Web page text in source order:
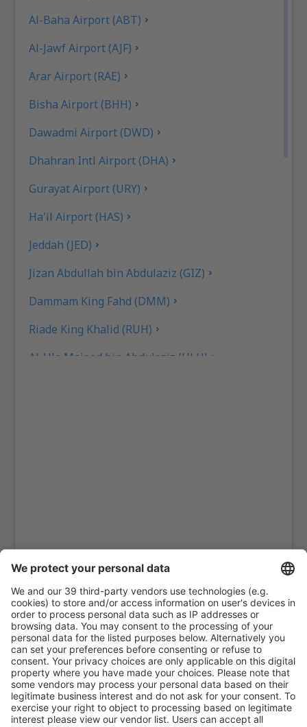
Al-Baha Airport (ABT)
Al-Jawf Airport (AJF)
Arar Airport (RAE)
Bisha Airport (BHH)
Dawadmi Airport (DWD)
Dhahran Intl Airport (DHA)
Gurayat Airport (URY)
Ha'il Airport (HAS)
Jeddah (JED)
Jizan Abdullah bin Abdulaziz (GIZ)
Dammam King Fahd (DMM)
Riade King Khalid (RUH)
Al-Ula Majeed bin Abdulaziz (ULH)
Sharurah Airport (SHW)
Taif Airport (TIF)
Turaif Airport (TUI)
Wadi al-Dawasir Airport (WAE)
Wedjh (EJH)
Yanbu Al Bahr Abdul Mohsin bin Abdulaziz (YNB)